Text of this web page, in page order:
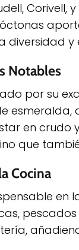
Corivell,
diversidad
Notables
por su
en crudo
que
Cocina